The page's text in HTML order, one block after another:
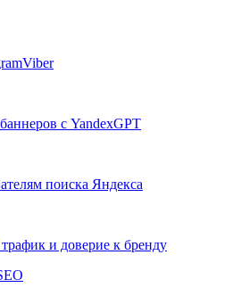
Viber
с YandexGPT
поиска Яндекса
и доверие к бренду